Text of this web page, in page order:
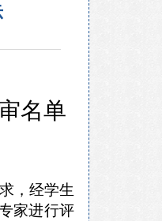
名单
，经学生
家进行评